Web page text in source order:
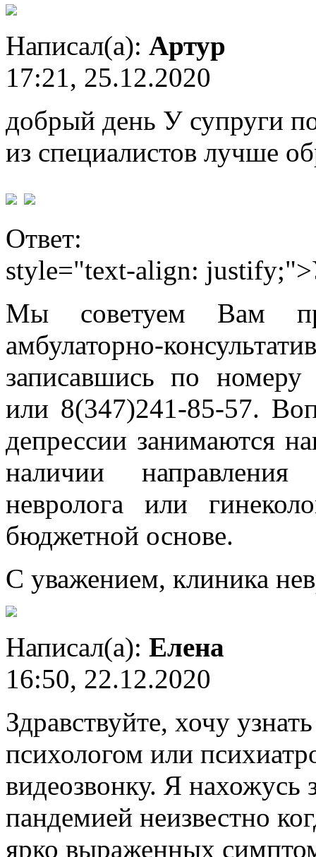
Написал(а): Артур
17:21, 25.12.2020
добрый день У супруги
из специалистов лучше
Ответ:
style="text-align:
Мы советуем Вам
амбулаторно-
записавшись по номеру
или 8(347)241-85-57.
депрессии занимаются
наличии направления
невролога или
бюджетной основе.
С уважением, клиника
Написал(а): Елена
16:50, 22.12.2020
Здравствуйте, хочу
психологом или
видеозвонку. Я нахожусь
пандемией неизвестно
ярко выраженных